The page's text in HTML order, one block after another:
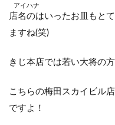
アイハナ
店名のはいったお皿もと
ますね(笑)
きじ本店では若い大将の
こちらの梅田スカイビル
ですよ！